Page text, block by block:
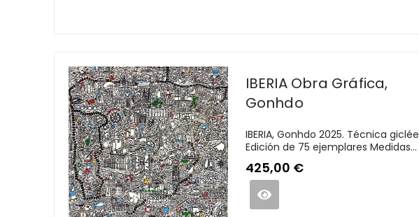
IBERIA Obra Gráfica,
Gonhdo
IBERIA, Gonhdo 2025. Técnica giclée
Edición de 75 ejemplares Medidas...
425,00 €